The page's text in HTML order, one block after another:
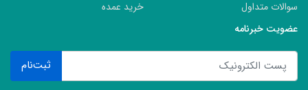
سوالات متداول
خرید عمده
عضویت خبرنامه
ثبت‌نام